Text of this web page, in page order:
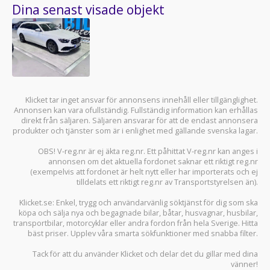
Dina senast visade objekt
Klicket tar inget ansvar för annonsens innehåll eller tillgänglighet.
Annonsen kan vara ofullständig. Fullständig information kan erhållas
direkt från säljaren. Säljaren ansvarar för att de endast annonsera
produkter och tjänster som är i enlighet med gällande svenska lagar.
OBS! V-reg.nr är ej äkta reg.nr. Ett påhittat V-reg.nr kan anges i
annonsen om det aktuella fordonet saknar ett riktigt reg.nr
(exempelvis att fordonet är helt nytt eller har importerats och ej
tilldelats ett riktigt reg.nr av Transportstyrelsen än).
Klicket.se: Enkel, trygg och användarvänlig söktjänst för dig som ska
köpa och sälja nya och begagnade bilar, båtar, husvagnar, husbilar,
transportbilar, motorcyklar eller andra fordon från hela Sverige. Hitta
bäst priser. Upplev våra smarta sökfunktioner med snabba filter.
Tack för att du använder Klicket och delar det du gillar med dina
vänner!